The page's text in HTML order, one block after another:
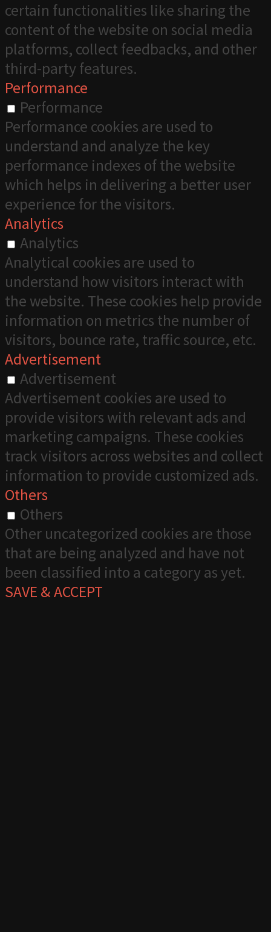
certain functionalities like sharing the
content of the website on social media
platforms, collect feedbacks, and other
third-party features.
Performance
Performance
Performance cookies are used to
understand and analyze the key
performance indexes of the website
which helps in delivering a better user
experience for the visitors.
Analytics
Analytics
Analytical cookies are used to
understand how visitors interact with
the website. These cookies help provide
information on metrics the number of
visitors, bounce rate, traffic source, etc.
Advertisement
Advertisement
Advertisement cookies are used to
provide visitors with relevant ads and
marketing campaigns. These cookies
track visitors across websites and collect
information to provide customized ads.
Others
Others
Other uncategorized cookies are those
that are being analyzed and have not
been classified into a category as yet.
SAVE & ACCEPT